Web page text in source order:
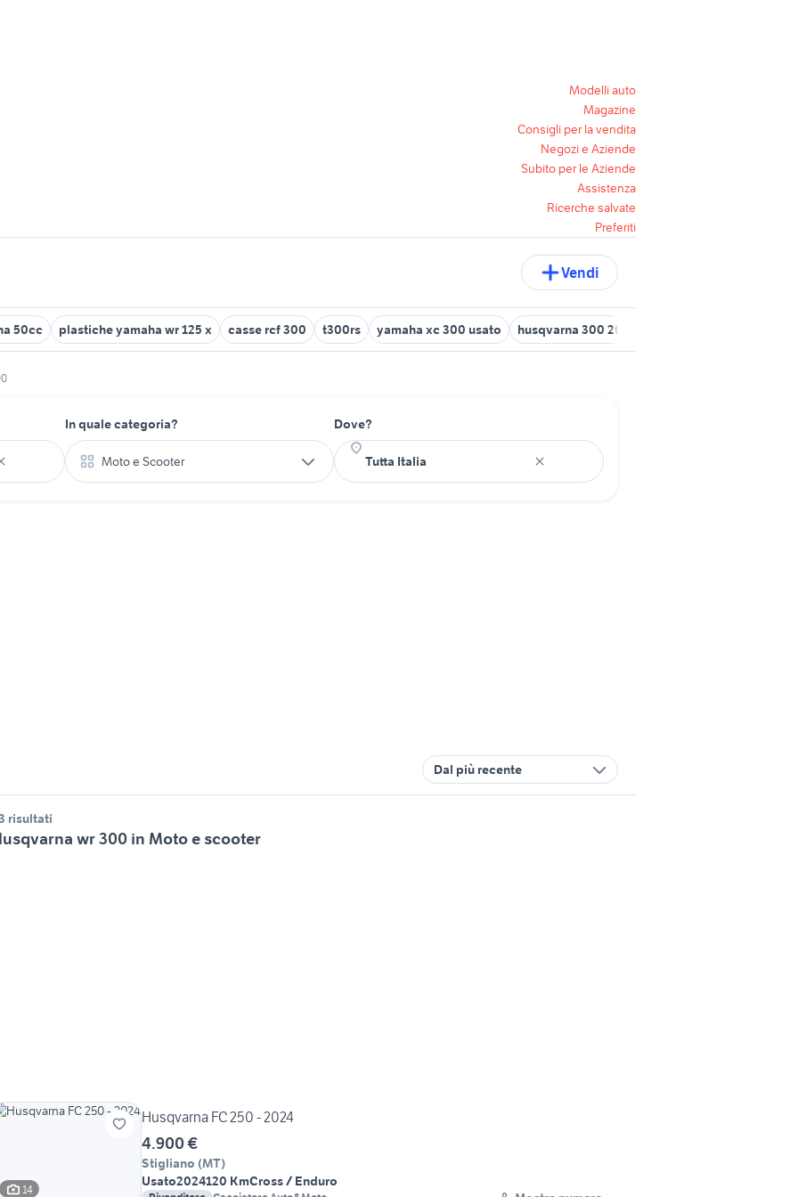
Modelli auto
Magazine
Consigli per la vendita
Negozi e Aziende
Subito per le Aziende
Assistenza
Ricerche salvate
Preferiti
Vendi
50cc plastiche yamaha wr 125 x casse rcf 300 t300rs yamaha xc 300 usato husqvarna 300 2t
In quale categoria?
Moto e Scooter
Dove?
Dal più recente
risultati
wr 300 in Moto e scooter
14
Husqvarna FC 250 - 2024
4.900 €
Stigliano (MT)
Usato2024120 KmCross / Enduro